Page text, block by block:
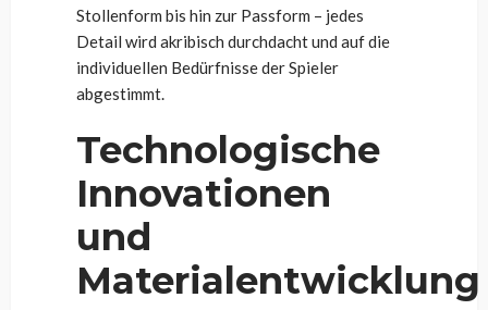
Stollenform bis hin zur Passform – jedes
Detail wird akribisch durchdacht und auf die
individuellen Bedürfnisse der Spieler
abgestimmt.
Technologische
Innovationen
und
Materialentwicklung